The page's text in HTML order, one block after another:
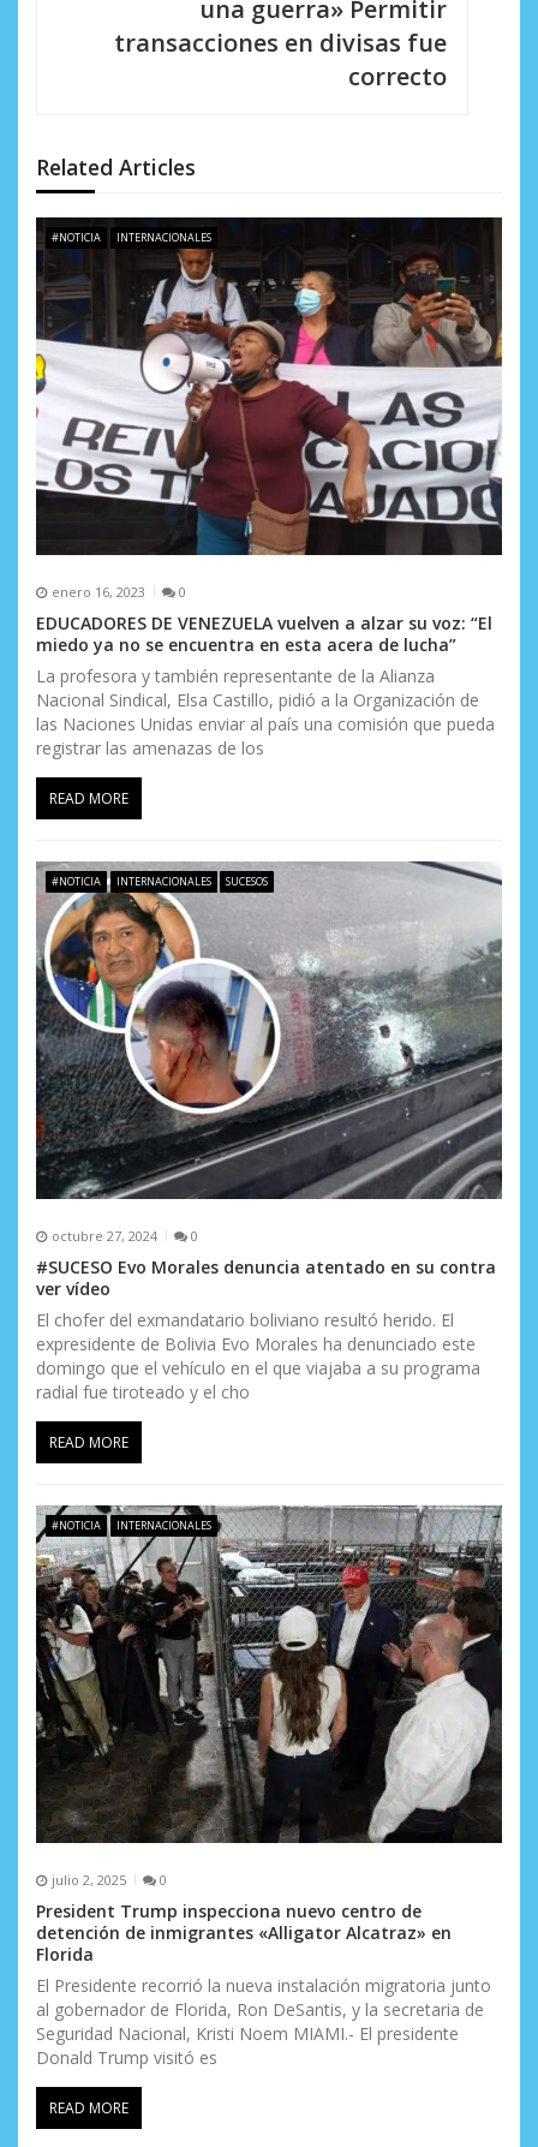
e
e
n
t
r
a
a
una guerra» Permitir
transacciones en divisas fue
correcto
Related Articles
#NOTICIA INTERNACIONALES
enero 16, 2023 0
EDUCADORES DE VENEZUELA vuelven a alzar su voz: “El
miedo ya no se encuentra en esta acera de lucha”
La profesora y también representante de la Alianza
Nacional Sindical, Elsa Castillo, pidió a la Organización de
las Naciones Unidas enviar al país una comisión que pueda
registrar las amenazas de los
READ MORE
#NOTICIA INTERNACIONALES SUCESOS
octubre 27, 2024 0
#SUCESO Evo Morales denuncia atentado en su contra
ver vídeo
El chofer del exmandatario boliviano resultó herido. El
expresidente de Bolivia Evo Morales ha denunciado este
domingo que el vehículo en el que viajaba a su programa
radial fue tiroteado y el cho
READ MORE
#NOTICIA INTERNACIONALES
julio 2, 2025 0
President Trump inspecciona nuevo centro de
detención de inmigrantes «Alligator Alcatraz» en
Florida
El Presidente recorrió la nueva instalación migratoria junto
al gobernador de Florida, Ron DeSantis, y la secretaria de
Seguridad Nacional, Kristi Noem MIAMI.- El presidente
Donald Trump visitó es
READ MORE